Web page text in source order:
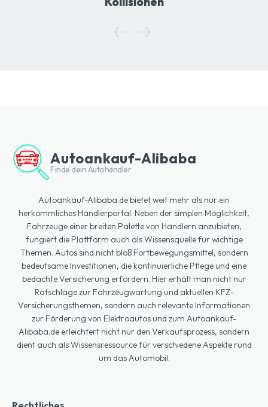
Autoankauf-Alibaba
Finde dein Autohändler
Autoankauf-Alibaba.de bietet weit mehr als nur ein
herkömmliches Händlerportal. Neben der simplen Möglichkeit,
Fahrzeuge einer breiten Palette von Händlern anzubieten,
fungiert die Plattform auch als Wissensquelle für wichtige
Themen. Autos sind nicht bloß Fortbewegungsmittel, sondern
bedeutsame Investitionen, die kontinuierliche Pflege und eine
bedachte Versicherung erfordern. Hier erhält man nicht nur
Ratschläge zur Fahrzeugwartung und aktuellen KFZ-
Versicherungsthemen, sondern auch relevante Informationen
zur Förderung von Elektroautos und zum Autoankauf-
Alibaba.de erleichtert nicht nur den Verkaufsprozess, sondern
dient auch als Wissensressource für verschiedene Aspekte rund
um das Automobil.